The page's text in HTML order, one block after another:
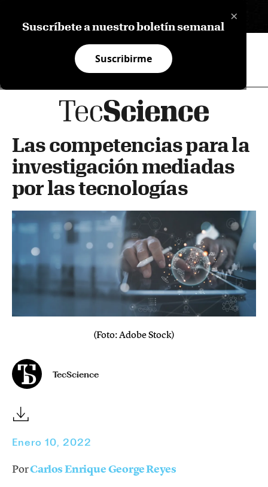
×
Suscríbete a nuestro boletín semanal
Suscribirme
Las competencias para la
investigación mediadas
por las tecnologías
(Foto: Adobe Stock)
TecScience
Enero 10, 2022
PorCarlos Enrique George Reyes